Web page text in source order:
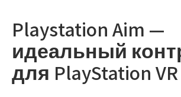
Playstation Aim —
идеальный
для PlayStation VR